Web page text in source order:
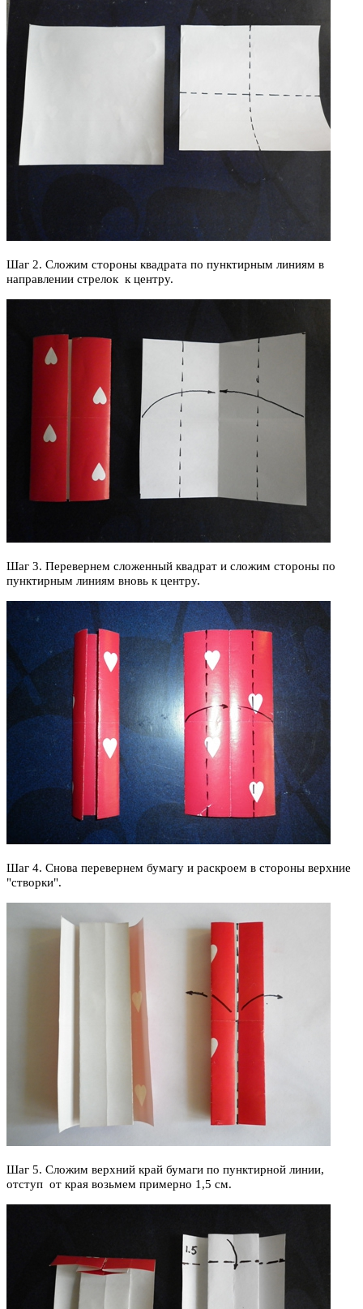
Шаг 2. Сложим стороны квадрата по пунктирным линиям в
направлении стрелок к центру.
Шаг 3. Перевернем сложенный квадрат и сложим стороны по
пунктирным линиям вновь к центру.
Шаг 4. Снова перевернем бумагу и раскроем в стороны верхние
"створки".
Шаг 5. Сложим верхний край бумаги по пунктирной линии,
отступ от края возьмем примерно 1,5 см.